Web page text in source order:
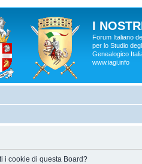
I
Forum Italiano
per lo Studio
Genealogico
www.iagi.info
i cookie di questa Board?